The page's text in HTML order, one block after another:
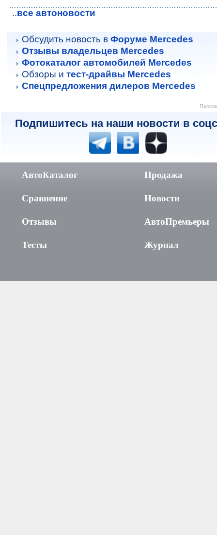
..все автоновости
Обсудить новость в Форуме Mercedes
Отзывы владельцев Mercedes
Фотокаталог автомобилей Mercedes
Обзоры и тест-драйвы Mercedes
Спецпредложения дилеров Mercedes
Подпишитесь на наши новости в
АвтоКаталог
Сравнение
Отзывы
Тесты
Продажа
Новости
АвтоПремьеры
Журнал